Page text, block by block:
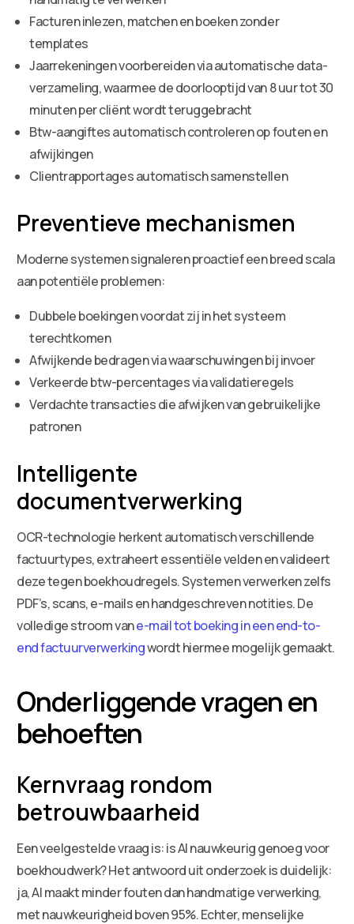
Facturen inlezen, matchen en boeken zonder
templates
Jaarrekeningen voorbereiden via automatische data-
verzameling, waarmee de doorlooptijd van 8 uur tot 30
minuten per cliënt wordt teruggebracht
Btw-aangiftes automatisch controleren op fouten en
afwijkingen
Clientrapportages automatisch samenstellen
Preventieve mechanismen
Moderne systemen signaleren proactief een breed scala
aan potentiële problemen:
Dubbele boekingen voordat zij in het systeem
terechtkomen
Afwijkende bedragen via waarschuwingen bij invoer
Verkeerde btw-percentages via validatieregels
Verdachte transacties die afwijken van gebruikelijke
patronen
Intelligente
documentverwerking
OCR-technologie herkent automatisch verschillende
factuurtypes, extraheert essentiële velden en valideert
deze tegen boekhoudregels. Systemen verwerken zelfs
PDF’s, scans, e-mails en handgeschreven notities. De
volledige stroom vane-mail tot boeking in een end-to-
end factuurverwerkingwordt hiermee mogelijk gemaakt.
Onderliggende vragen en
behoeften
Kernvraag rondom
betrouwbaarheid
Een veelgestelde vraag is: is AI nauwkeurig genoeg voor
boekhoudwerk? Het antwoord uit onderzoek is duidelijk:
ja, AI maakt minder fouten dan handmatige verwerking,
met nauwkeurigheid boven 95%. Echter, menselijke